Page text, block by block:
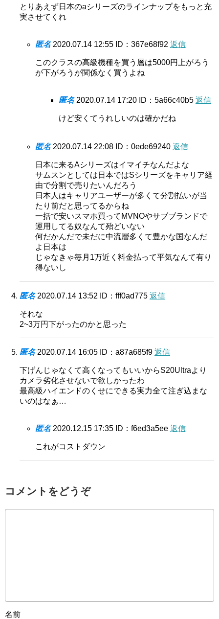
とりあえず日本のaシリーズのラインナップをもっと充
実させてくれ
匿名 2020.07.14 12:55 ID：367e68f92 返信
このクラスの高級機種を買う層は5000円上がろう
が下がろうが関係なく買うよね
匿名 2020.07.14 17:20 ID：5a66c40b5 返信
けど安くてうれしいのは確かだね
匿名 2020.07.14 22:08 ID：0ede69240 返信
日本に来るAシリーズはイマイチなんだよな
サムスンとしては日本ではSシリーズをキャリア経
由で分割で売りたいんだろう
日本人はキャリアユーザーが多くて分割払いが当
たり前だと思ってるからね
一括で安いスマホ買ってMVNOやサブブランドで
運用してる奴なんて殆どいない
何だかんだで未だに中流層多くて豊かな国なんだ
よ日本は
じゃなきゃ毎月1万近く料金払って平気なんて有り
得ないし
匿名 2020.07.14 13:52 ID：fff0ad775 返信
それな
2~3万円下がったのかと思った
匿名 2020.07.14 16:05 ID：a87a685f9 返信
下げんじゃなくて高くなってもいいからS20Ultraより
カメラ劣化させないで欲しかったわ
最高級ハイエンドのくせにできる実力全て注ぎ込まな
いのはなぁ…
匿名 2020.12.15 17:35 ID：f6ed3a5ee 返信
これがコストダウン
コメントをどうぞ
名前